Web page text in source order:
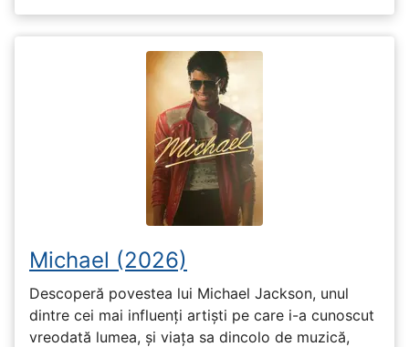
Michael (2026)
Descoperă povestea lui Michael Jackson, unul
dintre cei mai influenți artiști pe care i-a cunoscut
vreodată lumea, și viața sa dincolo de muzică,